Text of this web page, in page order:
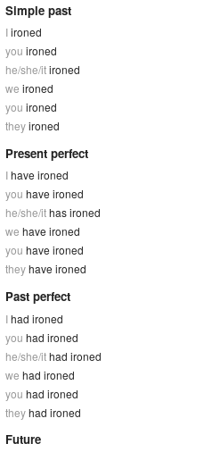
Simple past
Iironed
you ironed
he/she/itironed
we ironed
you ironed
theyironed
Present perfect
Ihave ironed
you have ironed
he/she/ithas ironed
we have ironed
you have ironed
theyhave ironed
Past perfect
Ihad ironed
you had ironed
he/she/ithad ironed
we had ironed
you had ironed
theyhad ironed
Future